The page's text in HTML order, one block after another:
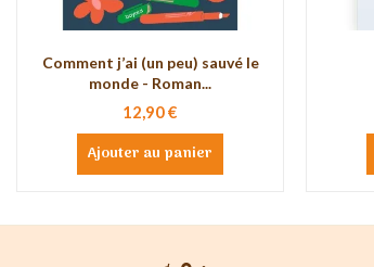
Comment j’ai (un peu) sauvé le
monde - Roman...
12,90 €
Ajouter au panier